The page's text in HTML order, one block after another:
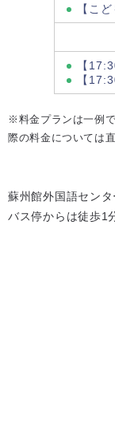
【こ
【
【
※料金プランは一例
際の料金については
蘇州館外国語セン
バス停からは徒歩1